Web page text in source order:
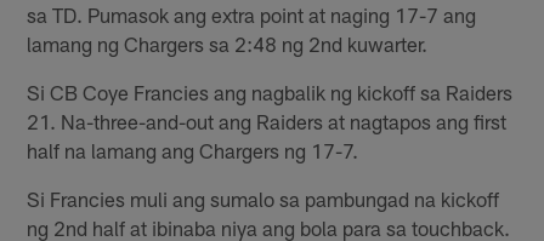
sa TD. Pumasok ang extra point at naging 17-7 ang
lamang ng Chargers sa 2:48 ng 2nd kuwarter.
Si CB Coye Francies ang nagbalik ng kickoff sa Raiders
21. Na-three-and-out ang Raiders at nagtapos ang first
half na lamang ang Chargers ng 17-7.
Si Francies muli ang sumalo sa pambungad na kickoff
ng 2nd half at ibinaba niya ang bola para sa touchback.